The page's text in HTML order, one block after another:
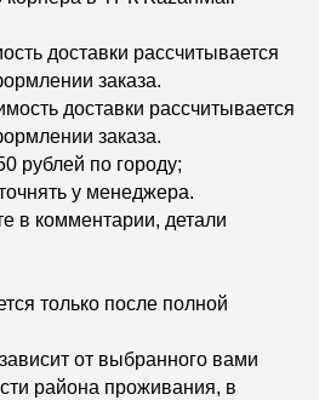
доставки рассчитывается
заказа.
доставки рассчитывается
заказа.
рублей по городу;
у менеджера.
в комментарии, детали
только после полной
от выбранного вами
района проживания, в